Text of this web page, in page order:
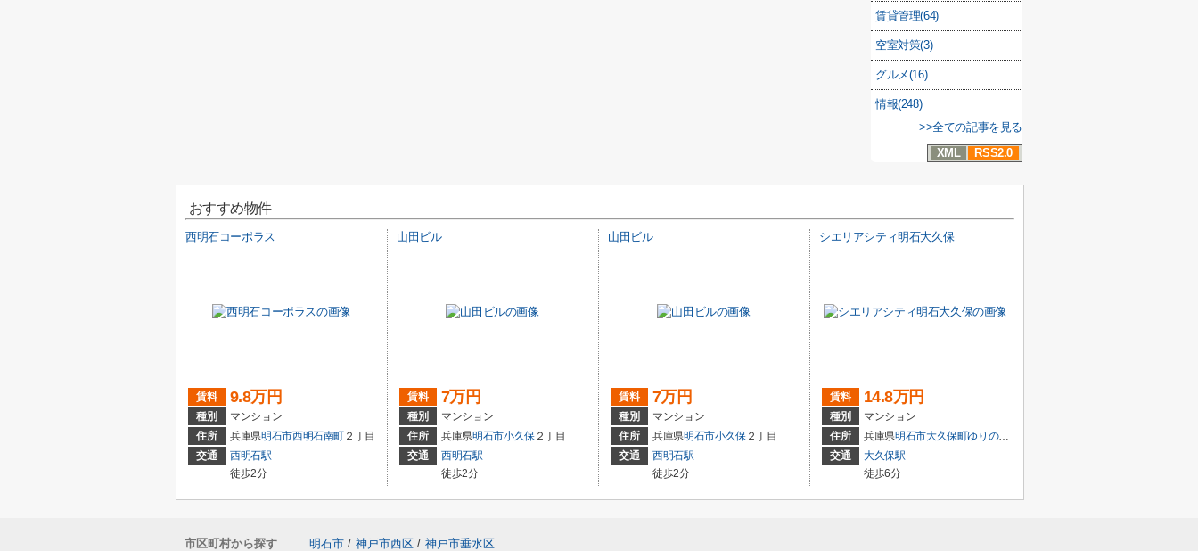
賃貸管理(64)
空室対策(3)
グルメ(16)
情報(248)
>>全ての記事を見る
XML
RSS2.0
おすすめ物件
西明石コーポラス
賃料 9.8万円
種別
マンション
住所
兵庫県明石市西明石南町 ２丁目
交通
西明石駅
徒歩2分
山田ビル
賃料 7万円
種別
マンション
住所
兵庫県明石市小久保２丁目
交通
西明石駅
徒歩2分
山田ビル
賃料 7万円
種別
マンション
住所
兵庫県明石市小久保２丁目
交通
西明石駅
徒歩2分
シエリアシティ明石大久保
賃料 14.8万円
種別
マンション
住所
兵庫県明石市大久保町ゆりのき通
交通
大久保駅
徒歩6分
市区町村から探す 明石市 / 神戸市西区 / 神戸市垂水区